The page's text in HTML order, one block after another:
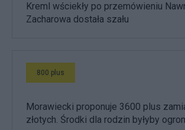
Kreml wściekły po przemówieniu
Zacharowa dostała szału
800 plus
Morawiecki proponuje 3600 plus
złotych. Środki dla rodzin byłyby